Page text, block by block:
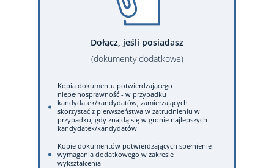
Dołącz, jeśli posiadasz
(dokumenty dodatkowe)
Kopia dokumentu potwierdzającego
niepełnosprawność - w przypadku
kandydatek/kandydatów, zamierzających
skorzystać z pierwszeństwa w zatrudnieniu w
przypadku, gdy znajdą się w gronie najlepszych
kandydatek/kandydatów
Kopie dokumentów potwierdzających spełnienie
wymagania dodatkowego w zakresie
wykształcenia